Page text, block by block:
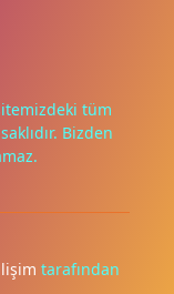
için çerezler
tüm
Bizden
tarafından